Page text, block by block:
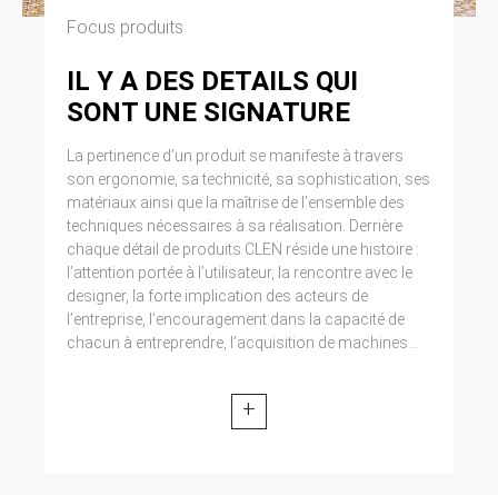
Focus produits
IL Y A DES DETAILS QUI
SONT UNE SIGNATURE
La pertinence d’un produit se manifeste à travers
son ergonomie, sa technicité, sa sophistication, ses
matériaux ainsi que la maîtrise de l’ensemble des
techniques nécessaires à sa réalisation. Derrière
chaque détail de produits CLEN réside une histoire :
l’attention portée à l’utilisateur, la rencontre avec le
designer, la forte implication des acteurs de
l’entreprise, l’encouragement dans la capacité de
chacun à entreprendre, l’acquisition de machines...
+